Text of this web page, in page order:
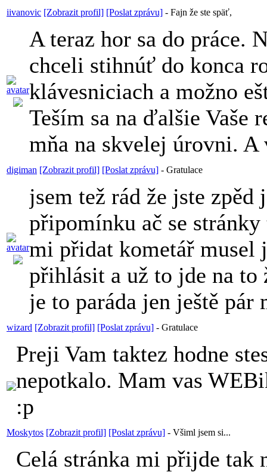
iivanovic [Zobrazit profil] [Poslat zprávu] - Fajn že ste späť,
A teraz hor sa do práce.
chceli stihnúť do konca
klávesniciach a možno
Teším sa na ďalšie Vaše
mňa na skvelej úrovni.
digiman [Zobrazit profil] [Poslat zprávu] - Gratulace
jsem tež rád že jste zpěd
připomínku ač se
mi přidat kometář musel
přihlásit a už to jde na
je to paráda jen ještě
wizard [Zobrazit profil] [Poslat zprávu] - Gratulace
Preji Vam taktez hodne
nepotkalo. Mam vas
:p
Moskytos [Zobrazit profil] [Poslat zprávu] - Všiml jsem si...
Celá stránka mi přijde tak